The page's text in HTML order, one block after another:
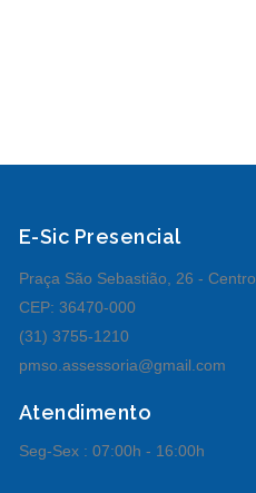
E-Sic Presencial
Praça São Sebastião, 26 - Centro
CEP: 36470-000
(31) 3755-1210
pmso.assessoria@gmail.com
Atendimento
Seg-Sex : 07:00h - 16:00h